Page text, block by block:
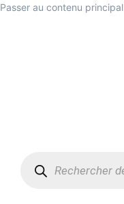
Passer au contenu principal